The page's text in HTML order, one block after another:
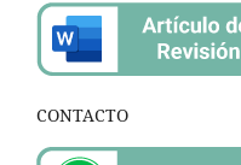
CONTACTO